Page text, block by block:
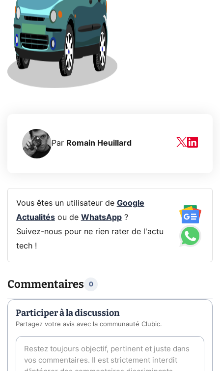
Par Romain Heuillard
Vous êtes un utilisateur de Google
Actualitésou de WhatsApp?
Suivez-nous pour ne rien rater de l'actu
tech !
Commentaires 0
Participer à la discussion
Partagez votre avis avec la communauté Clubic.